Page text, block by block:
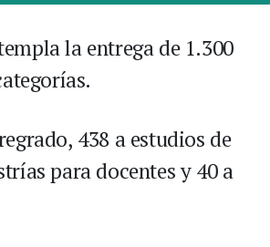
la entrega de 1.300
438 a estudios de
para docentes y 40 a